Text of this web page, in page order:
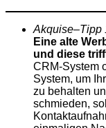
Akquise–Tipp
Eine alte
und diese
CRM-System
System, um
zu behalten
schmieden,